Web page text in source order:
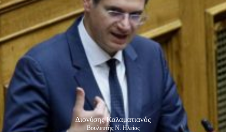
Διονύσης Καλαματιανός
Βουλευτής Ν. Ηλείας